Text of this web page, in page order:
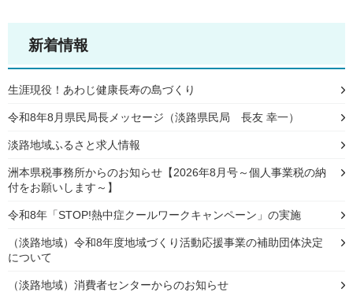
新着情報
生涯現役！あわじ健康長寿の島づくり
令和8年8月県民局長メッセージ（淡路県民局 長友 幸一）
淡路地域ふるさと求人情報
洲本県税事務所からのお知らせ【2026年8月号～個人事業税の納
付をお願いします～】
令和8年「STOP!熱中症クールワークキャンペーン」の実施
（淡路地域）令和8年度地域づくり活動応援事業の補助団体決定
について
（淡路地域）消費者センターからのお知らせ